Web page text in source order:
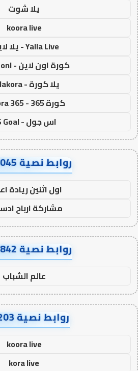
يلا شوت
koora live
Yalla Live - يلا لايف
كورة اون لاين - koora onl
يلا كورة - yallakora
كورة 365 - kooora 365
اس جول - AS Goal
روابط نصية AA38045
اول اثنين ريادة
مشاركة ارباح
روابط نصية AA86842
عالم الشباب
روابط نصية AA4203
koora live
kora live